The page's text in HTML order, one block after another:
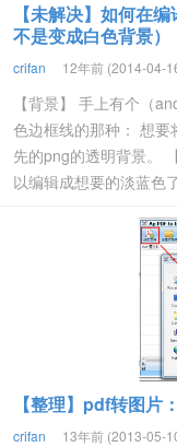
【未解决】如何在
不是变成白色背景）
crifan 12年前 (2014-04-
【背景】 手上有个（
色边框线的那种： 想
先的png的透明背景。
以编辑成想要的淡蓝色
【整理】pdf转图
crifan 13年前 (2013-05-